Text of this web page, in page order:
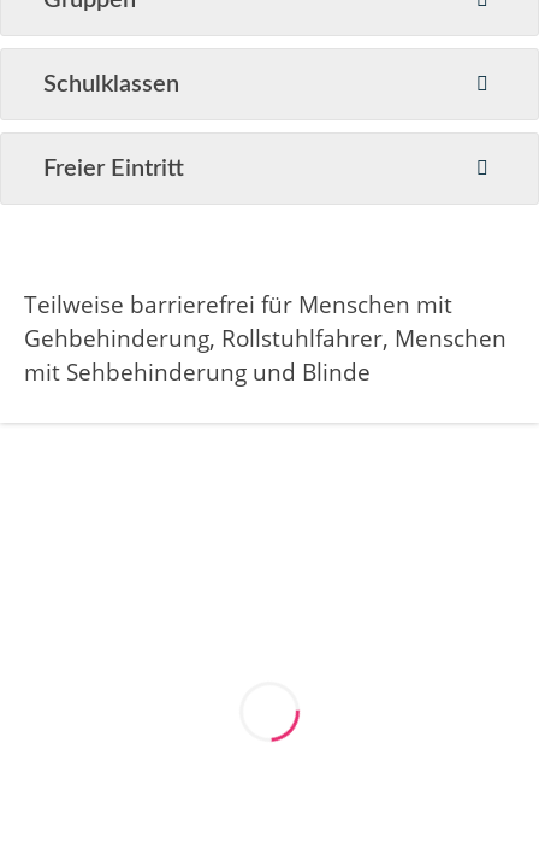
Schulklassen
Freier Eintritt
Teilweise barrierefrei für Menschen mit
Gehbehinderung, Rollstuhlfahrer, Menschen
mit Sehbehinderung und Blinde